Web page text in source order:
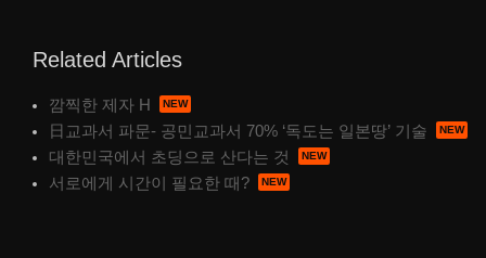
Related Articles
깜찍한 제자 H
日교과서 파문- 공민교과서 70% ‘독도는 일본땅’ 기술
대한민국에서 초딩으로 산다는 것
서로에게 시간이 필요한 때?